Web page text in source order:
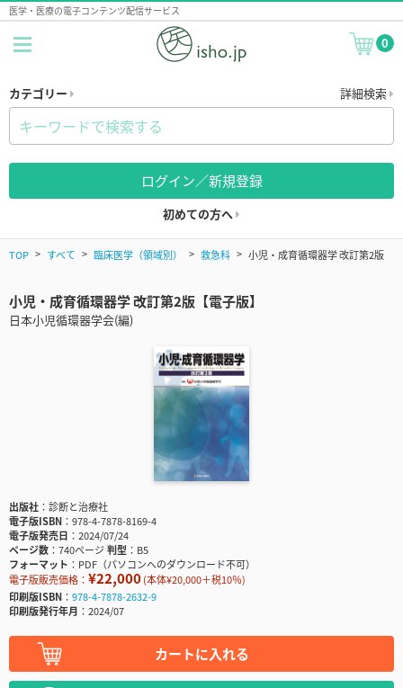
医学・医療の電子コンテンツ配信サービス
0
カテゴリー 詳細検索
ログイン／新規登録
初めての方へ
TOP すべて 臨床医学（領域別） 救急科 小児・成育循環器学 改訂第2版
小児・成育循環器学 改訂第2版【電子版】
日本小児循環器学会(編)
出版社
診断と治療社
電子版ISBN
978-4-7878-8169-4
電子版発売日
2024/07/24
ページ数
740ページ判型
B5
フォーマット
PDF（パソコンへのダウンロード不可）
電子版販売価格： ¥22,000(本体¥20,000＋税10％)
印刷版ISBN
978-4-7878-2632-9
印刷版発行年月
2024/07
カートに入れる